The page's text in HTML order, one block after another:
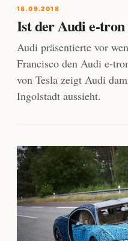
18.09.2018
Ist der Audi e-
Audi präsentierte vor
Francisco den Audi e-
von Tesla zeigt Audi
Ingolstadt aussieht.